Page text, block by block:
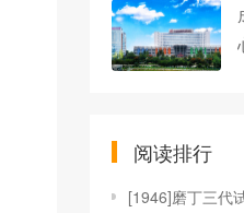
阅读排行
[1946]磨丁三代